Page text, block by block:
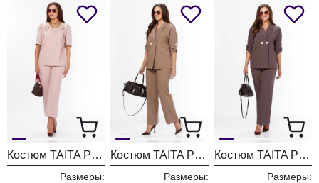
Костюм TAITA PLUS 2622/2 пудра
Размеры:
Костюм TAITA PLUS 2329/26 капучинно
Размеры:
Костюм TAITA PLUS 2329/27 какао
Размеры: